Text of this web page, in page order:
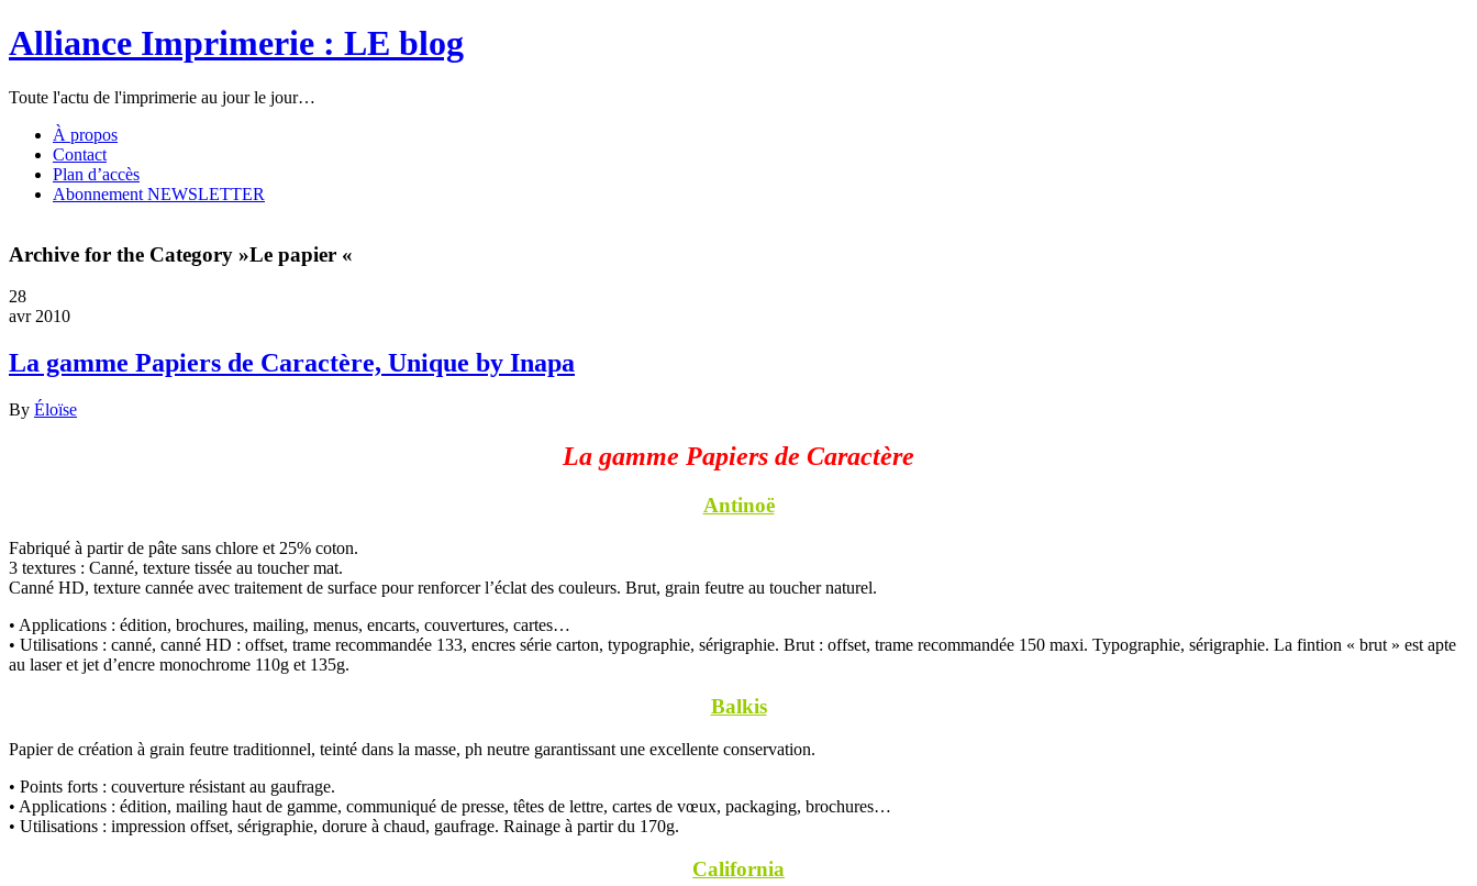
Alliance Imprimerie : LE blog
Toute l'actu de l'imprimerie au jour le jour…
À propos
Contact
Plan d’accès
Abonnement NEWSLETTER
Archive for the Category »Le papier «
28
avr 2010
La gamme Papiers de Caractère, Unique by Inapa
By Éloïse
La gamme Papiers de Caractère
Antinoë
Fabriqué à partir de pâte sans chlore et 25% coton.
3 textures : Canné, texture tissée au toucher mat.
Canné HD, texture cannée avec traitement de surface pour renforcer l’éclat des couleurs. Brut, grain feutre au toucher naturel.
• Applications : édition, brochures, mailing, menus, encarts, couvertures, cartes…
• Utilisations : canné, canné HD : offset, trame recommandée 133, encres série carton, typographie, sérigraphie. Brut : offset, trame recommandée 150 maxi. Typographie, sérigraphie. La fintion « brut » est apte
au laser et jet d’encre monochrome 110g et 135g.
Balkis
Papier de création à grain feutre traditionnel, teinté dans la masse, ph neutre garantissant une excellente conservation.
• Points forts : couverture résistant au gaufrage.
• Applications : édition, mailing haut de gamme, communiqué de presse, têtes de lettre, cartes de vœux, packaging, brochures…
• Utilisations : impression offset, sérigraphie, dorure à chaud, gaufrage. Rainage à partir du 170g.
California